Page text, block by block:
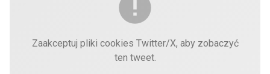
Zaakceptuj pliki cookies Twitter/X, aby zobaczyć
ten tweet.